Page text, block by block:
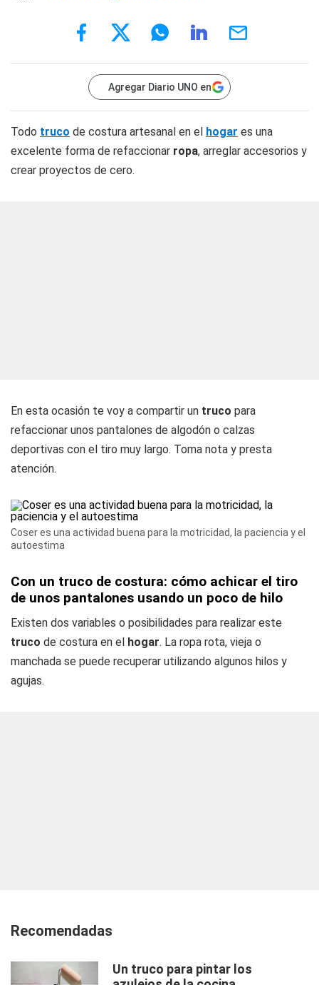
Agregar Diario UNO en
Todo truco de costura artesanal en el hogar es una
excelente forma de refaccionar ropa, arreglar accesorios y
crear proyectos de cero.
En esta ocasión te voy a compartir un truco para
refaccionar unos pantalones de algodón o calzas
deportivas con el tiro muy largo. Toma nota y presta
atención.
Coser es una actividad buena para la motricidad, la paciencia y el
autoestima
Con un truco de costura: cómo achicar el tiro
de unos pantalones usando un poco de hilo
Existen dos variables o posibilidades para realizar este
truco de costura en el hogar. La ropa rota, vieja o
manchada se puede recuperar utilizando algunos hilos y
agujas.
Recomendadas
Un truco para pintar los